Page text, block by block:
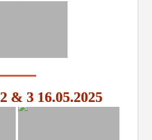
& 3 16.05.2025